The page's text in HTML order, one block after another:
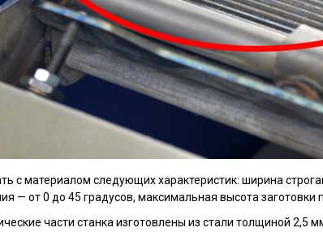
с материалом следующих характеристик: ширина
— от 0 до 45 градусов, максимальная высота
части станка изготовлены из стали толщиной 2,5